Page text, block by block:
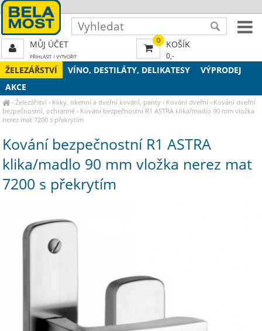
ŽELEZÁŘSTVÍ VÍNO, DESTILÁTY, DELIKATESY
VÝPRODEJ
AKCE
›Železářství › Kliky, okenní a dveřní kování, panty › Kování dveřní › Kování dveřní
bezpečnostní, ochranné › Kování bezpečnostní R1 ASTRA klika/madlo 90 mm vložka
nerez mat 7200 s překrytím
Kování bezpečnostní R1 ASTRA
klika/madlo 90 mm vložka nerez mat
7200 s překrytím
0 KOŠÍK
0,-
MŮJ ÚČET
PŘIHLÁSIT| VYTVOŘIT